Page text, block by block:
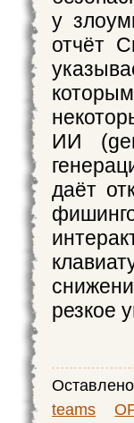
у
отчёт
ИИ
даёт
резкое
teams